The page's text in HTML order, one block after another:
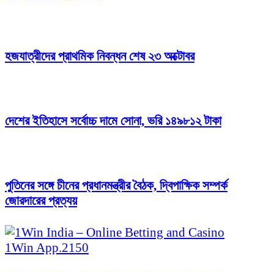
হজযাত্রীদের প্রাথমিক নিবন্ধন শেষ ২৩ অক্টোবর
দেশের ইতিহাসে সর্বোচ্চ দামে সোনা, ভরি ১৪৯৮১২ টাকা
পুতিনের সঙ্গে চীনের প্রধানমন্ত্রীর বৈঠক, দ্বিপাক্ষিক সম্পর্ক
জোরদারের প্রত্যয়